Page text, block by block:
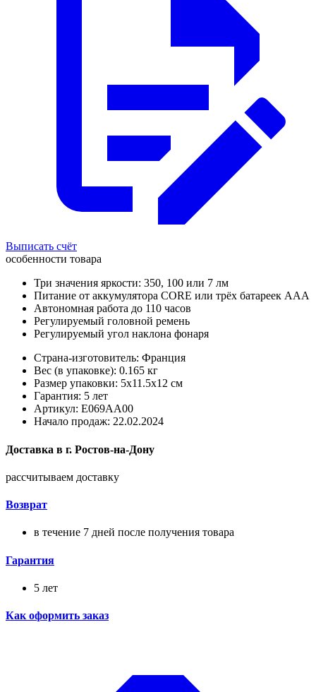
Выписать счёт
особенности товара
Три значения яркости: 350, 100 или 7 лм
Питание от аккумулятора CORE или трёх батареек ААА
Автономная работа до 110 часов
Регулируемый головной ремень
Регулируемый угол наклона фонаря
Страна-изготовитель: Франция
Вес (в упаковке): 0.165 кг
Размер упаковки: 5x11.5x12 см
Гарантия: 5 лет
Артикул: E069AA00
Начало продаж: 22.02.2024
Доставка в г. Ростов-на-Дону
рассчитываем доставку
Возврат
в течение 7 дней после получения товара
Гарантия
5 лет
Как оформить заказ